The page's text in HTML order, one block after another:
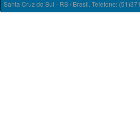
Santa Cruz do Sul - RS / Brasil. Telefone: